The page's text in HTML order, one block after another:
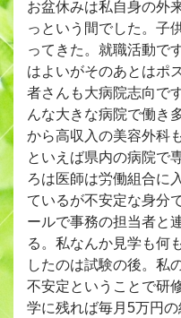
お盆休みは私自身の外
っという間でした。子
ってきた。就職活動で
はよいがそのあとはポ
者さんも大病院志向で
んな大きな病院で働き
から高収入の美容外科
といえば県内の病院で
ろは医師は労働組合に
ているが不安定な身分
ールで事務の担当者と
る。私なんか見学も何
したのは試験の後。私
不安定ということで研
学に残れば毎月5万円